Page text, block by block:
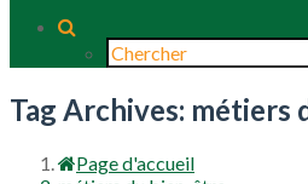
Tag Archives: métiers
Page d'accueil